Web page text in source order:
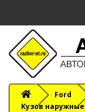
Ford
Кузов